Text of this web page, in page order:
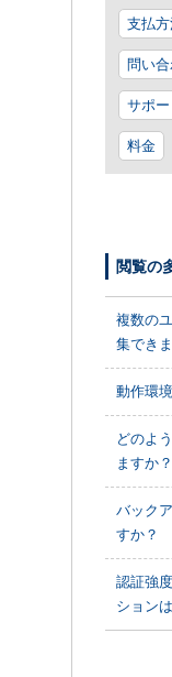
支払
問い
サポー
料金
閲覧の
複数の
集でき
動作環
どのよ
ますか？
バック
すか？
認証強
ション